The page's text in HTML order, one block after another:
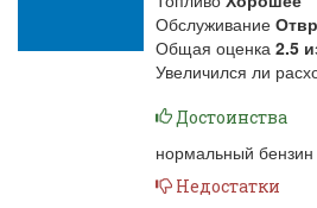
Обслуживание
Общая оценка 2.5
Увеличился ли
Достоинства
нормальный бензин
Недостатки